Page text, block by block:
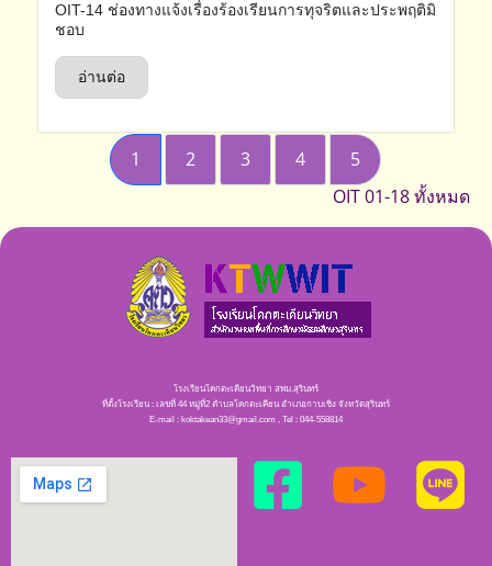
OIT-14 ช่องทางแจ้งเรื่องร้องเรียนการทุจริตและประพฤติมิ
ชอบ
อ่านต่อ
1 2 3 4
5
OIT 01-18 ทั้งหมด
โรงเรียนโคกตะเคียนวิทยา สพม.สุรินทร์
ที่ตั้งโรงเรียน : เลขที่ 44 หมู่ที่2 ตำบลโคกตะเคียน อำเภอกาบเชิง จังหวัดสุรินทร์
E-mail : koktakean33@gmail.com , Tel : 044-558814